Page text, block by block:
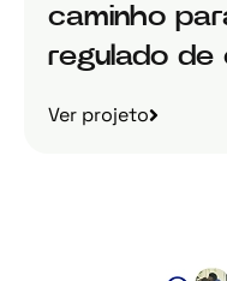
caminho
regulado de
Ver projeto